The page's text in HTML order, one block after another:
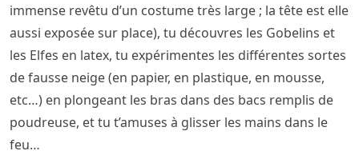
immense revêtu d’un costume très large ; la tête est elle
aussi exposée sur place), tu découvres les Gobelins et
les Elfes en latex, tu expérimentes les différentes sortes
de fausse neige (en papier, en plastique, en mousse,
etc…) en plongeant les bras dans des bacs remplis de
poudreuse, et tu t’amuses à glisser les mains dans le
feu…